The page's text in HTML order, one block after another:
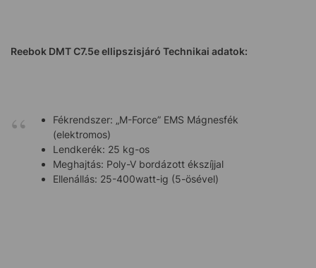
Reebok DMT C7.5e ellipszisjáró Technikai adatok:
Fékrendszer: „M-Force” EMS Mágnesfék
(elektromos)
Lendkerék: 25 kg-os
Meghajtás: Poly-V bordázott ékszíjjal
Ellenállás: 25-400watt-ig (5-ösével)